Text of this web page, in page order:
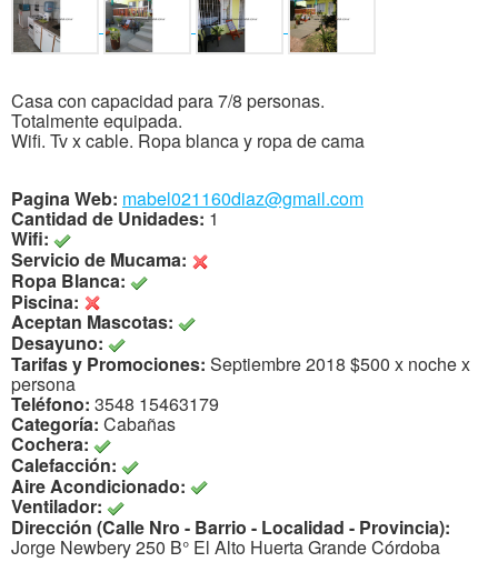
Casa con capacidad para 7/8 personas.
Totalmente equipada.
Wifi. Tv x cable. Ropa blanca y ropa de cama
Pagina Web: mabel021160diaz@gmail.com
Cantidad de Unidades: 1
Wifi:
Servicio de Mucama:
Ropa Blanca:
Piscina:
Aceptan Mascotas:
Desayuno:
Tarifas y Promociones: Septiembre 2018 $500 x noche x
persona
Teléfono: 3548 15463179
Categoría: Cabañas
Cochera:
Calefacción:
Aire Acondicionado:
Ventilador:
Dirección (Calle Nro - Barrio - Localidad - Provincia):
Jorge Newbery 250 B° El Alto Huerta Grande Córdoba